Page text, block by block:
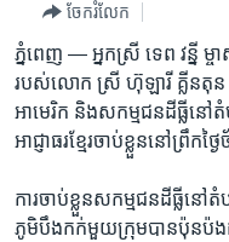
ម្តង
រំលង​
និង​
ចូល​
ទំព័រ​
រចនា
កម្ពុជាច្នៃប្រតិដ្ឋ
ព្រឹត្តិការណ៍ព័ត៌មាន
ទូរទស្សន៍ / វីដេអូ​
វិទ្យុ / ផតខាសថ៍
កម្មវិធីទាំងអស់
ចែករំលែក
ភ្នំពេញ — អ្នក​ស្រី​ ទេព វន្នី​ ម្
របស់​លោក​ ស្រី​ ហ៊ុឡារី​ គ្លីនតុន​
អាមេរិក​ និង​សកម្មជន​ដីធ្លី​នៅ​
អាជ្ញាធរ​ខ្មែរ​ចាប់​ខ្លួន​នៅ​ព្រឹក​ថ្ងៃ​
ការ​ចាប់​ខ្លួន​សកម្មជន​ដីធ្លី​នៅ​
ភូមិ​បឹងកក់​មួយ​ក្រុម​បាន​ប៉ុនប៉ង​ដ